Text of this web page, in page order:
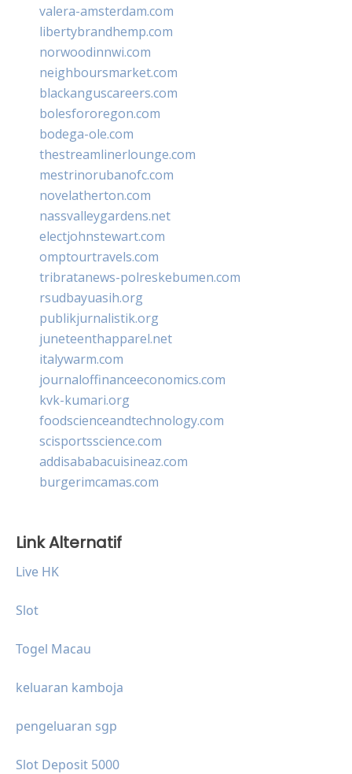
valera-amsterdam.com
libertybrandhemp.com
norwoodinnwi.com
neighboursmarket.com
blackanguscareers.com
bolesfororegon.com
bodega-ole.com
thestreamlinerlounge.com
mestrinorubanofc.com
novelatherton.com
nassvalleygardens.net
electjohnstewart.com
omptourtravels.com
tribratanews-polreskebumen.com
rsudbayuasih.org
publikjurnalistik.org
juneteenthapparel.net
italywarm.com
journaloffinanceeconomics.com
kvk-kumari.org
foodscienceandtechnology.com
scisportsscience.com
addisababacuisineaz.com
burgerimcamas.com
Link Alternatif
Live HK
Slot
Togel Macau
keluaran kamboja
pengeluaran sgp
Slot Deposit 5000